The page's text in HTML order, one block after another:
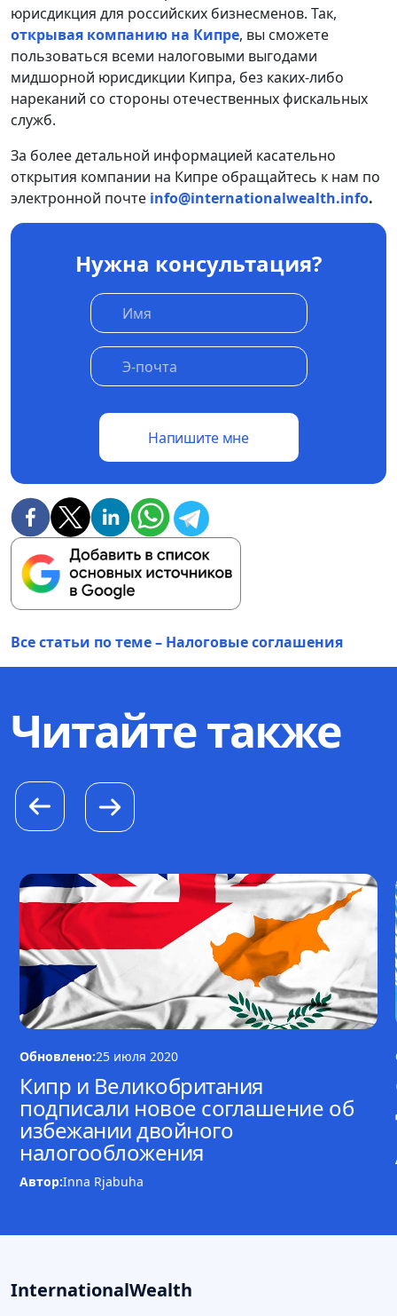
юрисдикция для российских бизнесменов. Так,
открывая компанию на Кипре, вы сможете
пользоваться всеми налоговыми выгодами
мидшорной юрисдикции Кипра, без каких-либо
нареканий со стороны отечественных фискальных
служб.
За более детальной информацией касательно
открытия компании на Кипре обращайтесь к нам по
электронной почте info@internationalwealth.info.
Нужна консультация?
Напишите мне
Все статьи по теме – Налоговые соглашения
Читайте также
Обновлено:25 июля 2020
Кипр и Великобритания
подписали новое соглашение об
избежании двойного
налогообложения
Автор:Inna Rjabuha
InternationalWealth